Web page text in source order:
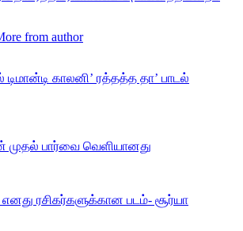
from author
காலனி’ ரத்தத்த தா’ பாடல்
முதல் பார்வை வெளியானது
ரசிகர்களுக்கான படம்- சூர்யா